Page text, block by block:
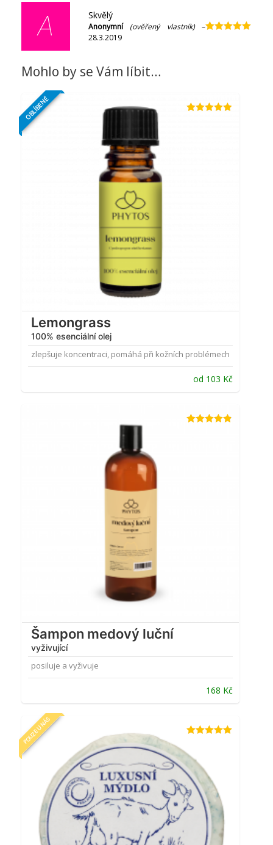
A Skvělý
Anonymní (ověřený vlastník)
–
28.3.2019
Mohlo by se Vám líbit…
OBLÍBENÉ
Lemongrass
100% esenciální olej
zlepšuje koncentraci, pomáhá při kožních problémech
od 103 Kč
Šampon medový luční
vyživující
posiluje a vyživuje
168 Kč
POUZE U NÁS